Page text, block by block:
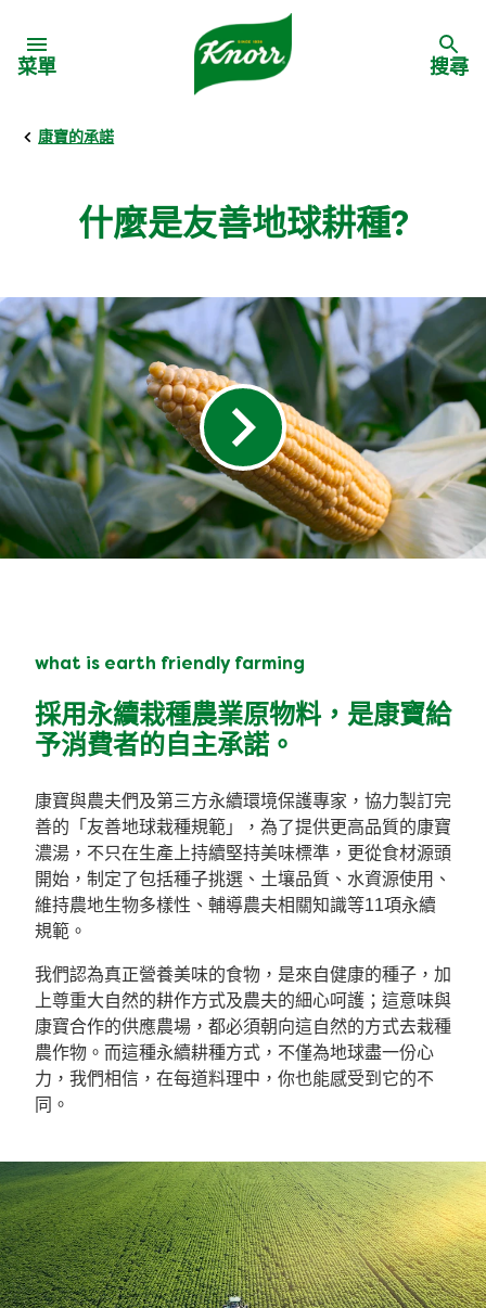
菜單 搜尋
康寶的承諾
什麼是友善地球耕種?
what is earth friendly farming
採用永續栽種農業原物料，是康寶給
予消費者的自主承諾。
康寶與農夫們及第三方永續環境保護專家，協力製訂完
善的「友善地球栽種規範」，為了提供更高品質的康寶
濃湯，不只在生產上持續堅持美味標準，更從食材源頭
開始，制定了包括種子挑選、土壤品質、水資源使用、
維持農地生物多樣性、輔導農夫相關知識等11項永續
規範。
我們認為真正營養美味的食物，是來自健康的種子，加
上尊重大自然的耕作方式及農夫的細心呵護；這意味與
康寶合作的供應農場，都必須朝向這自然的方式去栽種
農作物。而這種永續耕種方式，不僅為地球盡一份心
力，我們相信，在每道料理中，你也能感受到它的不
同。